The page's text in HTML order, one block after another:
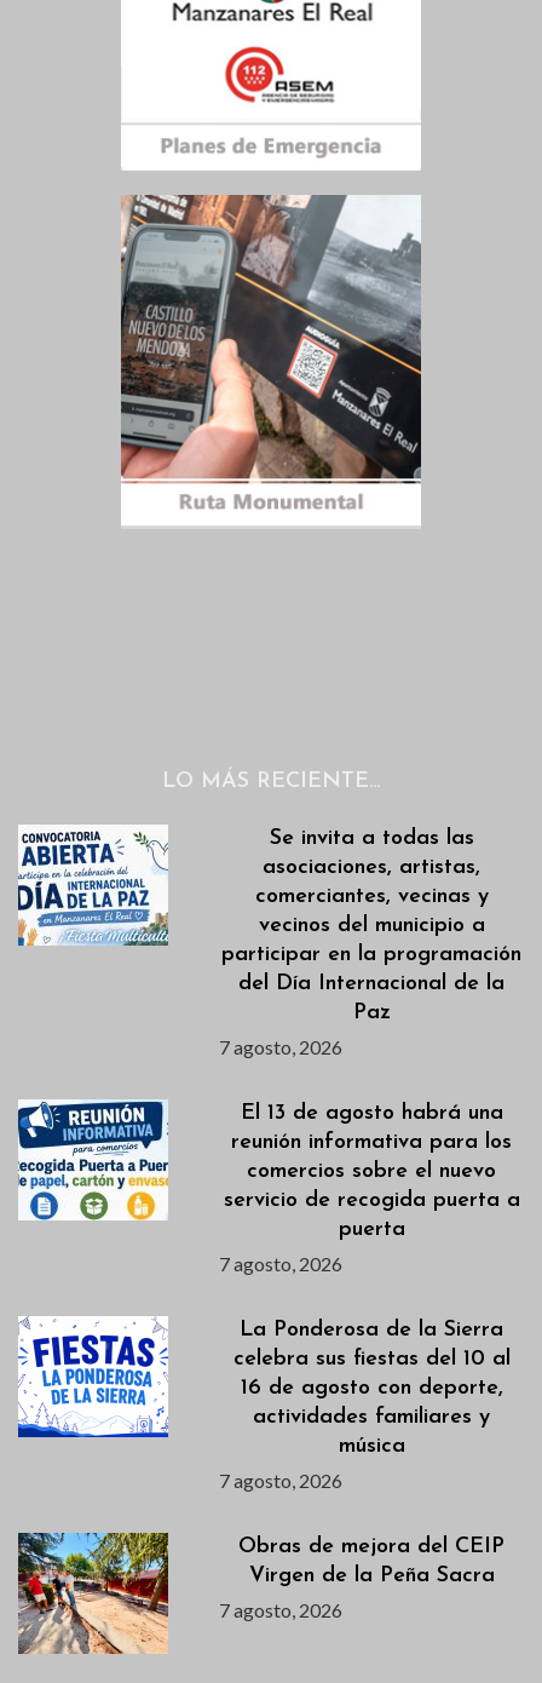
LO MÁS RECIENTE…
Se invita a todas las
asociaciones, artistas,
comerciantes, vecinas y
vecinos del municipio a
participar en la programación
del Día Internacional de la
Paz
7 agosto, 2026
El 13 de agosto habrá una
reunión informativa para los
comercios sobre el nuevo
servicio de recogida puerta a
puerta
7 agosto, 2026
La Ponderosa de la Sierra
celebra sus fiestas del 10 al
16 de agosto con deporte,
actividades familiares y
música
7 agosto, 2026
Obras de mejora del CEIP
Virgen de la Peña Sacra
7 agosto, 2026